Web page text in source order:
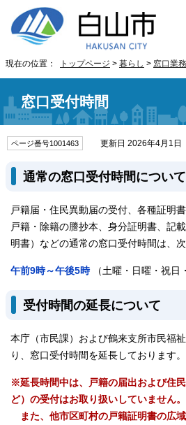
現在の位置： トップページ > 暮らし > 窓口業務
窓口受付時間
ページ番号1001463 更新日 2026年4月1日
通常の窓口受付時間について
戸籍届・住民異動届の受付、各種証明
戸籍・除籍の謄抄本、身分証明書、記
明書）などの通常の窓口受付時間は、次
午前9時～午後5時 （土曜・日曜・祝日
受付時間の延長について
本庁（市民課）および鶴来支所市民福
り、窓口受付時間を延長しております。
※延長時間中は、戸籍の届出および住
ど）の受付はお取り扱いしていません。
また、他市区町村の戸籍証明書の広域